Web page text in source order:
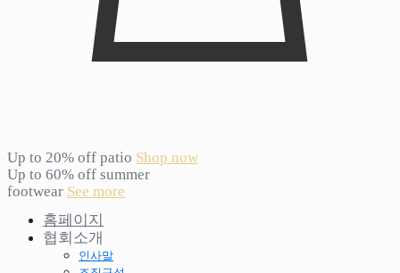
Up to 20% off patio Shop now
Up to 60% off summer
footwear See more
홈페이지
협회소개
인사말